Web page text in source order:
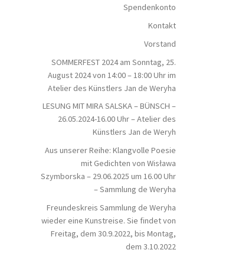
Spendenkonto
Kontakt
Vorstand
SOMMERFEST 2024 am Sonntag, 25.
August 2024 von 14:00 – 18:00 Uhr im
Atelier des Künstlers Jan de Weryha
LESUNG MIT MIRA SALSKA – BÜNSCH –
26.05.2024-16.00 Uhr – Atelier des
Künstlers Jan de Weryh
Aus unserer Reihe: Klangvolle Poesie
mit Gedichten von Wisława
Szymborska – 29.06.2025 um 16.00 Uhr
– Sammlung de Weryha
Freundeskreis Sammlung de Weryha
wieder eine Kunstreise. Sie findet von
Freitag, dem 30.9.2022, bis Montag,
dem 3.10.2022